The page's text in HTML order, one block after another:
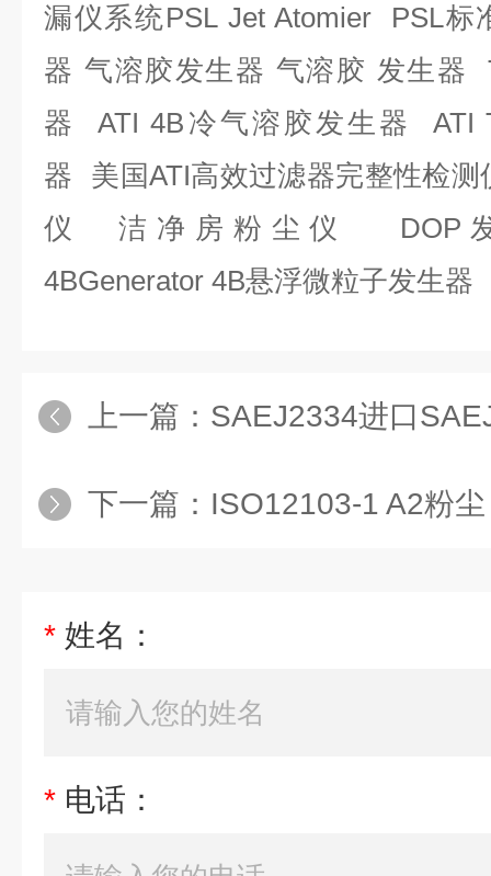
漏仪系统PSL Jet Atomier PSL标
器 气溶胶发生器 气溶胶 发生器
器
ATI4B 冷气溶胶发生器
ATI
器
美国ATI高效过滤器完整性检测
仪
洁净房粉尘仪 DOP
4BGenerator 4B悬浮微粒子发生器
上一篇： SAEJ2334进口
下一篇： ISO12103-1 A2粉尘
* 姓名：
* 电话：